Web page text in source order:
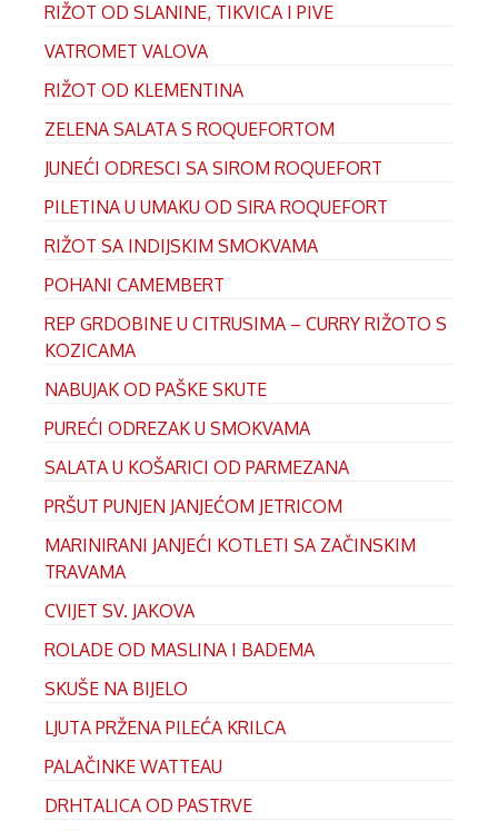
RIŽOT OD SLANINE, TIKVICA I PIVE
VATROMET VALOVA
RIŽOT OD KLEMENTINA
ZELENA SALATA S ROQUEFORTOM
JUNEĆI ODRESCI SA SIROM ROQUEFORT
PILETINA U UMAKU OD SIRA ROQUEFORT
RIŽOT SA INDIJSKIM SMOKVAMA
POHANI CAMEMBERT
REP GRDOBINE U CITRUSIMA – CURRY RIŽOTO S
KOZICAMA
NABUJAK OD PAŠKE SKUTE
PUREĆI ODREZAK U SMOKVAMA
SALATA U KOŠARICI OD PARMEZANA
PRŠUT PUNJEN JANJEĆOM JETRICOM
MARINIRANI JANJEĆI KOTLETI SA ZAČINSKIM
TRAVAMA
CVIJET SV. JAKOVA
ROLADE OD MASLINA I BADEMA
SKUŠE NA BIJELO
LJUTA PRŽENA PILEĆA KRILCA
PALAČINKE WATTEAU
DRHTALICA OD PASTRVE